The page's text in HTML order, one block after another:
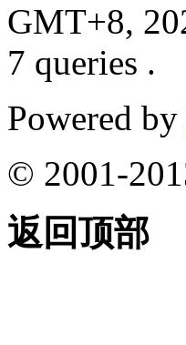
GMT+8,
7 queries .
Powered by
© 2001-
返回顶部